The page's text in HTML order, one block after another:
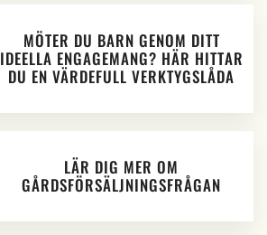
MÖTER DU BARN GENOM DITT
IDEELLA ENGAGEMANG? HÄR HITTAR
DU EN VÄRDEFULL VERKTYGSLÅDA
LÄR DIG MER OM
GÅRDSFÖRSÄLJNINGSFRÅGAN